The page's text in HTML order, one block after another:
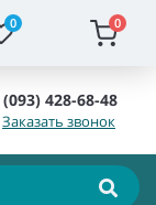
0 0
(093) 428-68-48
Заказать звонок